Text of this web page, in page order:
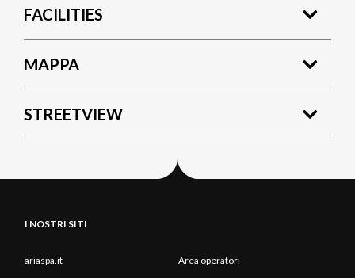
FACILITIES
MAPPA
STREETVIEW
I NOSTRI SITI
ariaspa.it Area operatori